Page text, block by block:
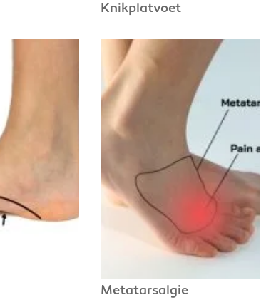
Knikplatvoet
Metatarsalgie